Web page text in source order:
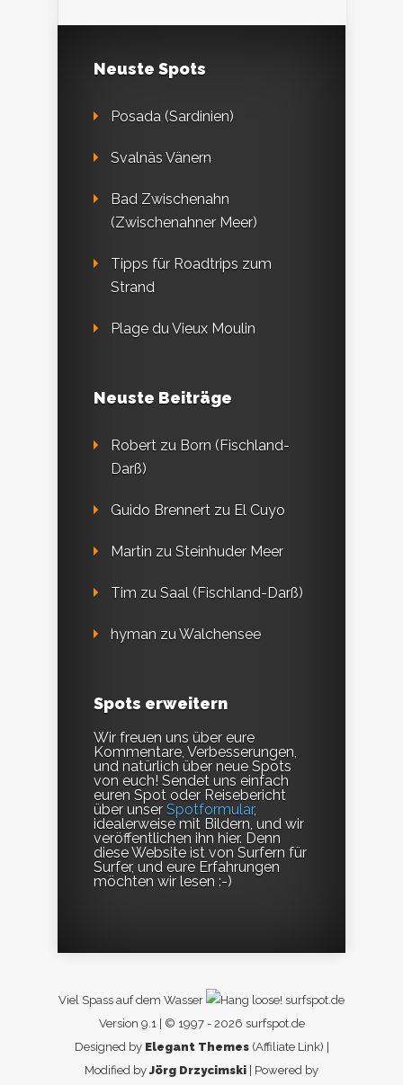
Neuste Spots
Posada (Sardinien)
Svalnäs Vänern
Bad Zwischenahn
(Zwischenahner Meer)
Tipps für Roadtrips zum
Strand
Plage du Vieux Moulin
Neuste Beiträge
Robert zu Born (Fischland-
Darß)
Guido Brennert zu El Cuyo
Martin zu Steinhuder Meer
Tim zu Saal (Fischland-Darß)
hyman zu Walchensee
Spots erweitern
Wir freuen uns über eure
Kommentare, Verbesserungen,
und natürlich über neue Spots
von euch! Sendet uns einfach
euren Spot oder Reisebericht
über unser Spotformular,
idealerweise mit Bildern, und wir
veröffentlichen ihn hier. Denn
diese Website ist von Surfern für
Surfer, und eure Erfahrungen
möchten wir lesen :-)
Viel Spass auf dem Wasser
surfspot.de
Version 9.1 | © 1997 - 2026 surfspot.de
Designed by Elegant Themes(Affiliate Link) |
Modified by Jörg Drzycimski | Powered by